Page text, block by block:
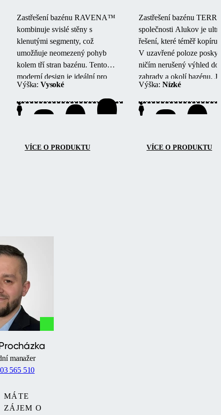
Zastřešení bazénu RAVENA™
kombinuje svislé stěny s
klenutými segmenty, což
umožňuje neomezený pohyb
kolem tří stran bazénu. Tento
moderní design je ideální pro
bazény umístěné vedle budov
nebo stěn.
Výška: Vysoké
VÍCE O PRODUKTU
Zastřešení bazénu
společnosti Alukov je
řešení, které téměř
V uzavřené poloze
ničím nerušený výhled do
zahrady a okolí bazénu.
jednokolejnicový systém
bezbariérový přístup ze tří
snadnou údržbu a lehkou
Výška: Nízké
VÍCE O PRODUKTU
MÁTE
ZÁJEM O
manažer
565 510